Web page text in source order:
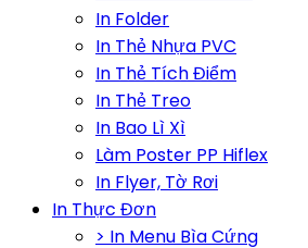
In Folder
In Thẻ Nhựa PVC
In Thẻ Tích Điểm
In Thẻ Treo
In Bao Lì Xì
Làm Poster PP Hiflex
In Flyer, Tờ Rơi
In Thực Đơn
> In Menu Bìa Cứng